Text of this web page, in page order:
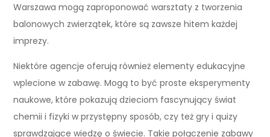
Warszawa mogą zaproponować warsztaty z tworzenia
balonowych zwierzątek, które są zawsze hitem każdej
imprezy.
Niektóre agencje oferują również elementy edukacyjne
wplecione w zabawę. Mogą to być proste eksperymenty
naukowe, które pokazują dzieciom fascynujący świat
chemii i fizyki w przystępny sposób, czy też gry i quizy
sprawdzające wiedzę o świecie. Takie połączenie zabawy